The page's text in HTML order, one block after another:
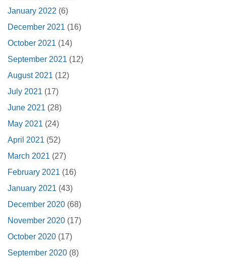
January 2022 (6)
December 2021 (16)
October 2021 (14)
September 2021 (12)
August 2021 (12)
July 2021 (17)
June 2021 (28)
May 2021 (24)
April 2021 (52)
March 2021 (27)
February 2021 (16)
January 2021 (43)
December 2020 (68)
November 2020 (17)
October 2020 (17)
September 2020 (8)